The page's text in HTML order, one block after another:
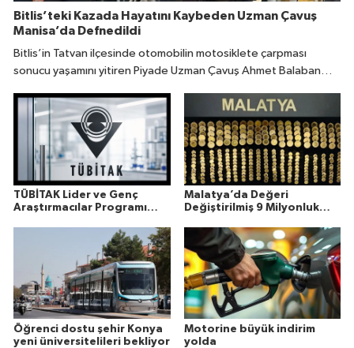
Bitlis’teki Kazada Hayatını Kaybeden Uzman Çavuş
Manisa’da Defnedildi
Bitlis’in Tatvan ilçesinde otomobilin motosiklete çarpması
sonucu yaşamını yitiren Piyade Uzman Çavuş Ahmet Balaban
TÜBİTAK Lider ve Genç
Araştırmacılar Programı
Malatya’da Değeri
Değiştirilmiş 9 Milyonluk
Öğrenci dostu şehir Konya
yeni üniversitelileri bekliyor
Motorine büyük indirim
yolda